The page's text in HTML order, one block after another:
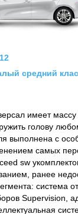
средний
имеет массу
голову
выполнена с
самых
sw